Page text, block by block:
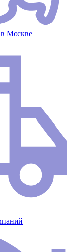
в Москве